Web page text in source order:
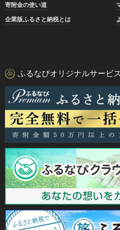
寄附金の使い道
企業版ふるさと納税とは
ふるなびオリジナルサービス